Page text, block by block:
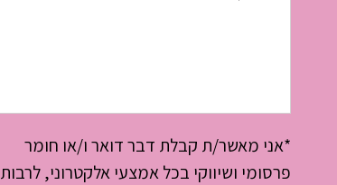
*אני מאשר/ת קבלת דבר דואר ו/או חומר
פרסומי ושיווקי בכל אמצעי אלקטרוני, לרבות